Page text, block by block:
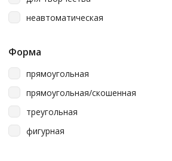
неавтоматическая
Форма
прямоугольная
прямоугольная/скошенная
треугольная
фигурная